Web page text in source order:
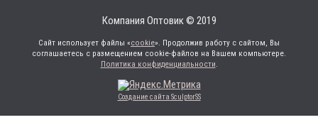
Компания Оптовик © 2019
Сайт использует файлы «cookie». Продолжив работу с сайтом, Вы
соглашаетесь с размещением cookie-файлов на Вашем компьютере.
Политика конфиденциальности.
Создание сайта SculptorSS